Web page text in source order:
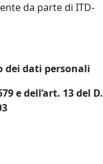
da parte di ITD-
dati personali
e dell’art. 13 del D.